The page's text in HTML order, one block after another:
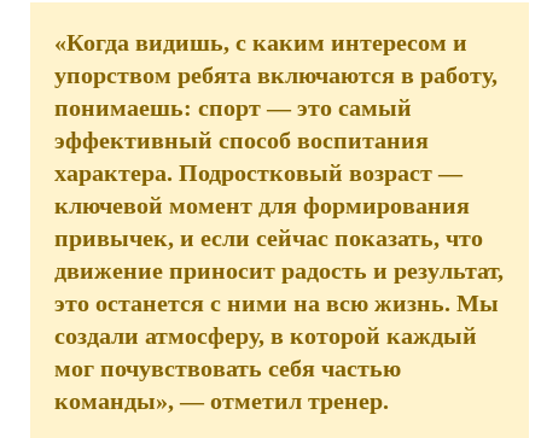
«Когда видишь, с каким интересом и
упорством ребята включаются в работу,
понимаешь: спорт — это самый
эффективный способ воспитания
характера. Подростковый возраст —
ключевой момент для формирования
привычек, и если сейчас показать, что
движение приносит радость и результат,
это останется с ними на всю жизнь. Мы
создали атмосферу, в которой каждый
мог почувствовать себя частью
команды», — отметил тренер.